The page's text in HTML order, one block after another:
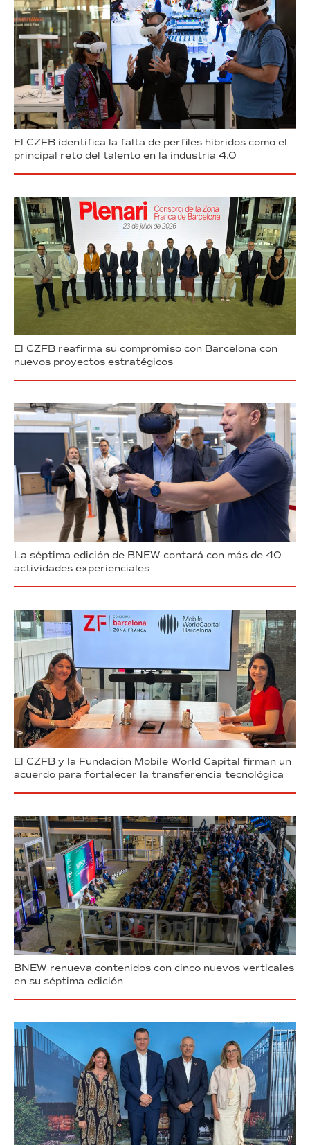
El CZFB identifica la falta de perfiles híbridos como el
principal reto del talento en la industria 4.0
El CZFB reafirma su compromiso con Barcelona con
nuevos proyectos estratégicos
La séptima edición de BNEW contará con más de 40
actividades experienciales
El CZFB y la Fundación Mobile World Capital firman un
acuerdo para fortalecer la transferencia tecnológica
BNEW renueva contenidos con cinco nuevos verticales
en su séptima edición